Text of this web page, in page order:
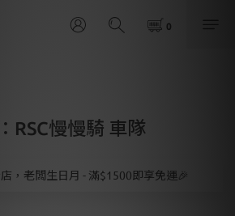
RSC慢慢騎 車隊
，老闆生日月 - 滿$1500即享免運🎉